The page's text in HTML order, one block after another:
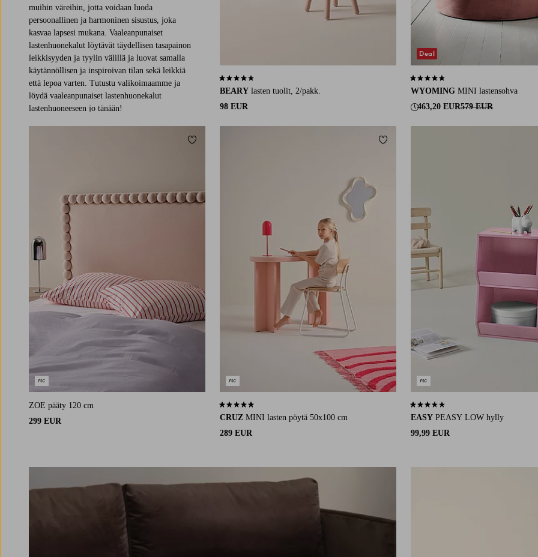
muihin väreihin, jotta voidaan luoda
persoonallinen ja harmoninen sisustus, joka
kasvaa lapsesi mukana. Vaaleanpunaiset
lastenhuonekalut löytävät täydellisen tasapainon
leikkisyyden ja tyylin välillä ja luovat samalla
käytännöllisen ja inspiroivan tilan sekä leikkiä
että lepoa varten. Tutustu valikoimaamme ja
löydä vaaleanpunaiset lastenhuonekalut
lastenhuoneeseen jo tänään!
BEARY lasten tuolit, 2/pakk.
98 EUR
4,1 perustuen 14 arvosanaan
WYOMING MINI lastensohva
463,20 EUR579 EUR
4,4 perustuen 26 arvosanaan
Deal
ZOE pääty 120 cm
299 EUR
Lisää suosikkeihin
CRUZ MINI lasten pöytä 50x100 cm
289 EUR
4,8 perustuen 4 arvosanaan
Lisää suosikkeihin
EASY PEASY LOW hylly
99,99 EUR
3,3 perustuen 3 arvosanaan